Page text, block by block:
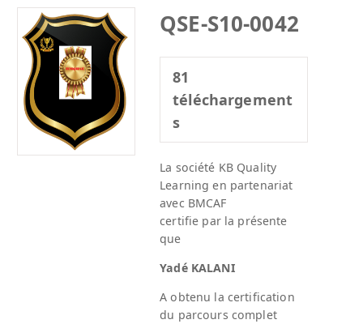
QSE-S10-0042
81
téléchargement
s
La société KB Quality
Learning en partenariat
avec BMCAF
certifie par la présente
que
Yadé KALANI
A obtenu la certification
du parcours complet